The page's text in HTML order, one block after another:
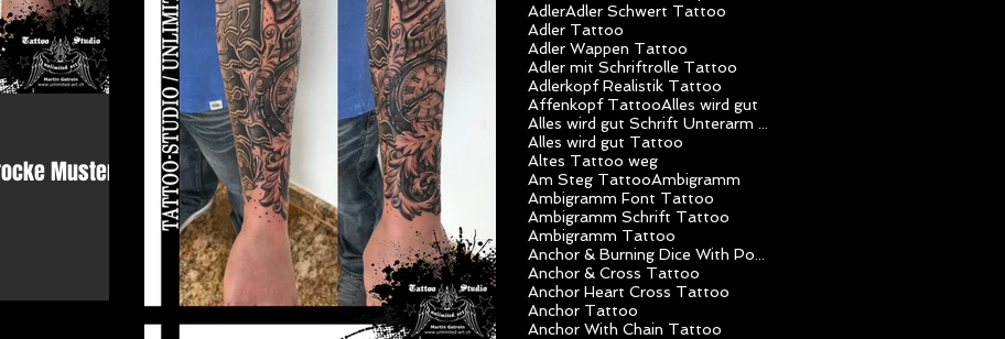
Muster
AdlerAdler Schwert Tattoo
Adler Tattoo
Adler Wappen Tattoo
Adler mit Schriftrolle Tattoo
Adlerkopf Realistik Tattoo
Affenkopf TattooAlles wird gut
Alles wird gut Tattoo
Altes Tattoo weg
Am Steg TattooAmbigramm
Ambigramm Font Tattoo
Ambigramm Schrift Tattoo
Ambigramm Tattoo
Anchor & Cross Tattoo
Anchor Heart Cross Tattoo
Anchor Tattoo
Anchor With Chain Tattoo